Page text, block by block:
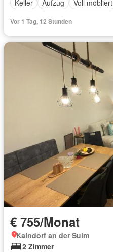
Keller
Aufzug Voll möbliert
Vor 1 Tag, 12 Stunden
€ 755/Monat
Kaindorf an der Sulm
2 Zimmer